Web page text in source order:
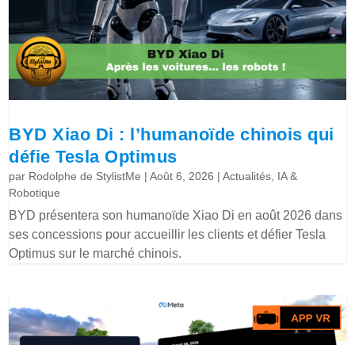
BYD Xiao Di : l’humanoïde chinois qui
défie Tesla Optimus
par Rodolphe de StylistMe |Août 6, 2026 |Actualités IA &
Robotique
BYD présentera son humanoïde Xiao Di en août 2026 dans
ses concessions pour accueillir les clients et défier Tesla
Optimus sur le marché chinois.